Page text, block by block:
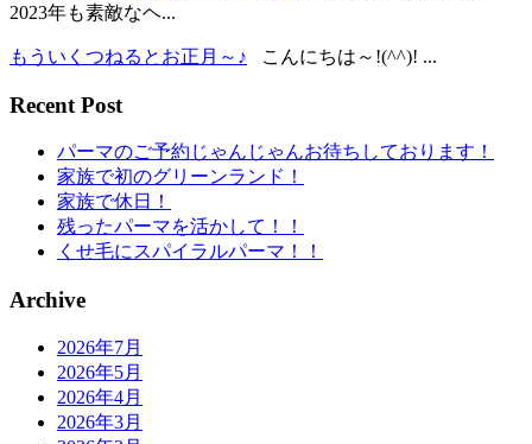
2023年も素敵なヘ...
もういくつねるとお正月～♪ こんにちは～!(^^)! ...
Recent Post
パーマのご予約じゃんじゃんお待ちしております！
家族で初のグリーンランド！
家族で休日！
残ったパーマを活かして！！
くせ毛にスパイラルパーマ！！
Archive
2026年7月
2026年5月
2026年4月
2026年3月